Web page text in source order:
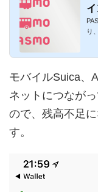
イ
り
モバイルSuica、
ネットにつなが
ので、残高不足
す。